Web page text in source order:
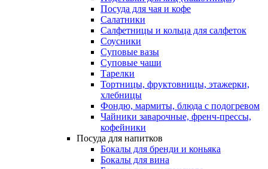
Посуда для чая и кофе
Салатники
Салфетницы и кольца для салфеток
Соусники
Суповые вазы
Суповые чаши
Тарелки
Тортницы, фруктовницы, этажерки,
хлебницы
Фондю, мармиты, блюда с подогревом
Чайники заварочные, френч-прессы,
кофейники
Посуда для напитков
Бокалы для бренди и коньяка
Бокалы для вина